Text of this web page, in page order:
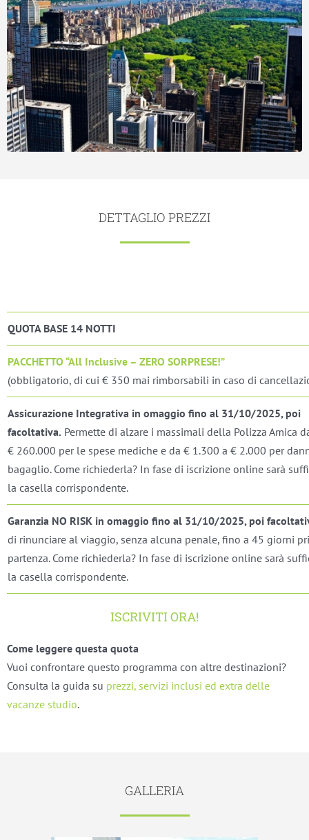
DETTAGLIO PREZZI
QUOTA BASE 14 NOTTI
PACCHETTO “All Inclusive – ZERO SORPRESE!”
(obbligatorio, di cui € 350 mai rimborsabili in caso di
Assicurazione Integrativa in omaggio fino al 31/10/2025, poi
facoltativa. Permette di alzare i massimali della Polizza Amica
€ 260.000 per le spese mediche e da € 1.300 a € 2.000 per
bagaglio. Come richiederla? In fase di iscrizione online sarà
la casella corrispondente.
Garanzia NO RISK in omaggio fino al 31/10/2025, poi
di rinunciare al viaggio, senza alcuna penale, fino a 45 giorni
partenza. Come richiederla? In fase di iscrizione online sarà
la casella corrispondente.
ISCRIVITI ORA!
Come leggere questa quota
Vuoi confrontare questo programma con altre destinazioni?
Consulta la guida su prezzi, servizi inclusi ed extra delle
vacanze studio.
GALLERIA